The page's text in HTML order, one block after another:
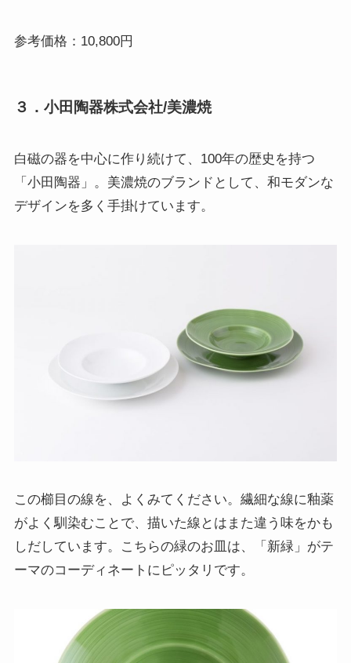
参考価格：10,800円
３．小田陶器株式会社/美濃焼
白磁の器を中心に作り続けて、100年の歴史を持つ
「小田陶器」。美濃焼のブランドとして、和モダンな
デザインを多く手掛けています。
この櫛目の線を、よくみてください。繊細な線に釉薬
がよく馴染むことで、描いた線とはまた違う味をかも
しだしています。こちらの緑のお皿は、「新緑」がテ
ーマのコーディネートにピッタリです。